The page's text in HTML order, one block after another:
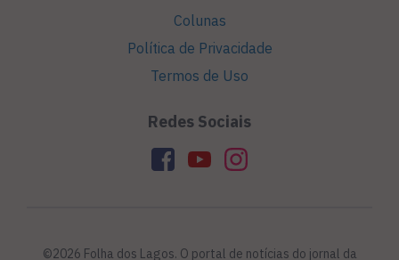
Colunas
Política de Privacidade
Termos de Uso
Redes Sociais
©2026 Folha dos Lagos. O portal de notícias do jornal da